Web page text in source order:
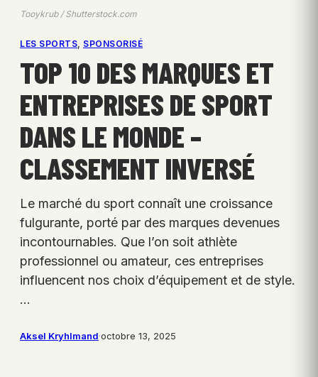
Tooykrub / Shutterstock.com
LES SPORTS SPONSORISÉ
TOP 10 DES MARQUES ET
ENTREPRISES DE SPORT
DANS LE MONDE –
CLASSEMENT INVERSÉ
Le marché du sport connaît une croissance
fulgurante, porté par des marques devenues
incontournables. Que l’on soit athlète
professionnel ou amateur, ces entreprises
influencent nos choix d’équipement et de style.
…
Aksel Kryhlmand·octobre 13, 2025